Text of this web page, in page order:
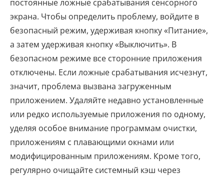
постоянные ложные срабатывания сенсорного
экрана. Чтобы определить проблему, войдите в
безопасный режим, удерживая кнопку «Питание»,
а затем удерживая кнопку «Выключить». В
безопасном режиме все сторонние приложения
отключены. Если ложные срабатывания исчезнут,
значит, проблема вызвана загруженным
приложением. Удаляйте недавно установленные
или редко используемые приложения по одному,
уделяя особое внимание программам очистки,
приложениям с плавающими окнами или
модифицированным приложениям. Кроме того,
регулярно очищайте системный кэш через